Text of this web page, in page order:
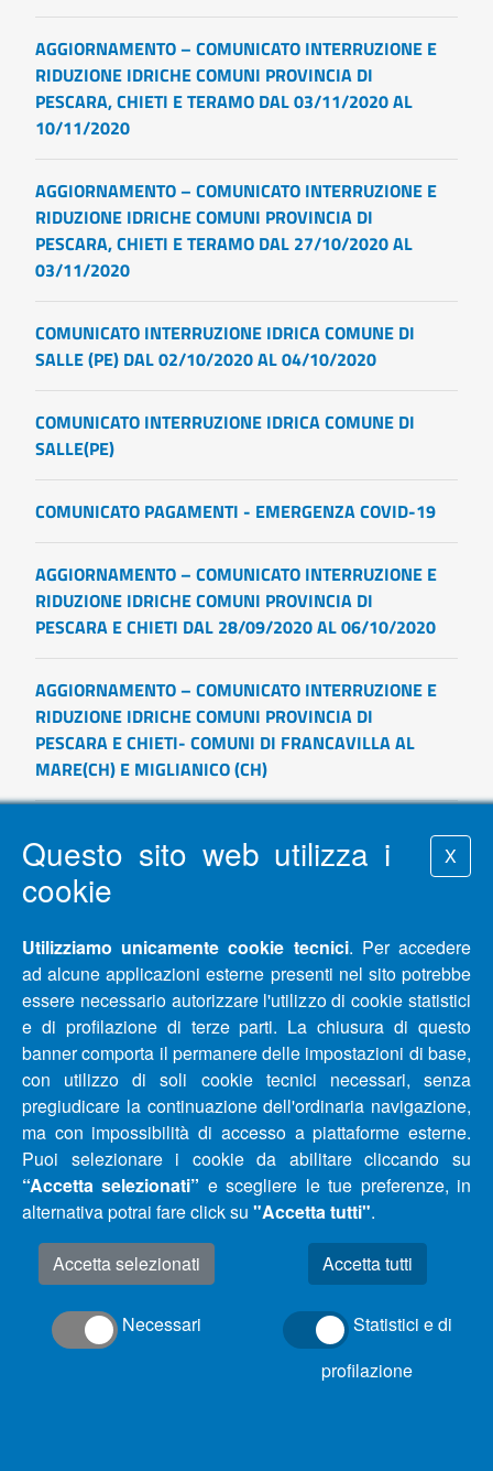
AGGIORNAMENTO – COMUNICATO INTERRUZIONE E
RIDUZIONE IDRICHE COMUNI PROVINCIA DI
PESCARA, CHIETI E TERAMO DAL 03/11/2020 AL
10/11/2020
AGGIORNAMENTO – COMUNICATO INTERRUZIONE E
RIDUZIONE IDRICHE COMUNI PROVINCIA DI
PESCARA, CHIETI E TERAMO DAL 27/10/2020 AL
03/11/2020
COMUNICATO INTERRUZIONE IDRICA COMUNE DI
SALLE (PE) DAL 02/10/2020 AL 04/10/2020
COMUNICATO INTERRUZIONE IDRICA COMUNE DI
SALLE(PE)
COMUNICATO PAGAMENTI - EMERGENZA COVID-19
AGGIORNAMENTO – COMUNICATO INTERRUZIONE E
RIDUZIONE IDRICHE COMUNI PROVINCIA DI
PESCARA E CHIETI DAL 28/09/2020 AL 06/10/2020
AGGIORNAMENTO – COMUNICATO INTERRUZIONE E
RIDUZIONE IDRICHE COMUNI PROVINCIA DI
PESCARA E CHIETI- COMUNI DI FRANCAVILLA AL
MARE(CH) E MIGLIANICO (CH)
AGGIORNAMENTO – COMUNICATO INTERRUZIONE E
RIDUZIONE IDRICHE COMUNI PROVINCIA DI
PESCARA E CHIETI DAL 25/09/2020 AL 29/09/2020
AGGIORNAMENTO – COMUNICATO INTERRUZIONE E
RIDUZIONE IDRICHE COMUNI PROVINCIA DI
PESCARA, CHIETI E TERAMO DAL 22/09/2020 AL
25/09/2020
AGGIORNAMENTO APERTURA UFFICIO CLIENTI E
SPORTELLI DI ACA SPA DI SILVI (TE)
COMUNICATO INTERRUZIONE IDRICA COMUNE DI
MONTESILVANO (PE)
AGGIORNAMENTO – COMUNICATO INTERRUZIONE E
PESCARA E CHIETI DAL 14/09/2020 AL 22/09/2020
AGGIORNAMENTO – COMUNICATO INTERRUZIONE E
Questo sito web utilizza i
cookie
X
Utilizziamo unicamente cookie tecnici. Per accedere
ad alcune applicazioni esterne presenti nel sito potrebbe
essere necessario autorizzare l'utilizzo di cookie statistici
e di profilazione di terze parti. La chiusura di questo
banner comporta il permanere delle impostazioni di base,
con utilizzo di soli cookie tecnici necessari, senza
pregiudicare la continuazione dell'ordinaria navigazione,
ma con impossibilità di accesso a piattaforme esterne.
Puoi selezionare i cookie da abilitare cliccando su
“Accetta selezionati” e scegliere le tue preferenze, in
alternativa potrai fare click su "Accetta tutti".
Accetta selezionati
Necessari
Statistici e di
profilazione